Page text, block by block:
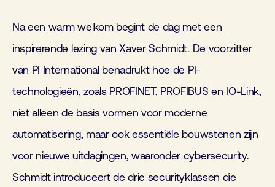
Na een warm welkom begint de dag met een
inspirerende lezing van Xaver Schmidt. De voorzitter
van PI International benadrukt hoe de PI-
technologieën, zoals PROFINET, PROFIBUS en IO-Link,
niet alleen de basis vormen voor moderne
automatisering, maar ook essentiële bouwstenen zijn
voor nieuwe uitdagingen, waaronder cybersecurity.
Schmidt introduceert de drie securityklassen die